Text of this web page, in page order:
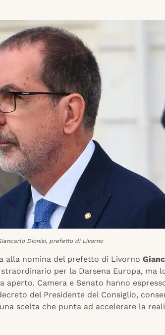
Dionisi, prefetto di Livorno
alla nomina del prefetto di Livorno
per la Darsena Europa, ma
Camera e Senato hanno
del Presidente del Consiglio,
scelta che punta ad accelerare la